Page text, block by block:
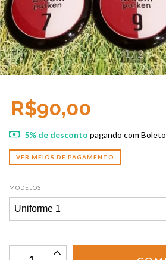
1/2
R$90,00
5% de desconto pagando com Boleto
VER MEIOS DE PAGAMENTO
MODELOS